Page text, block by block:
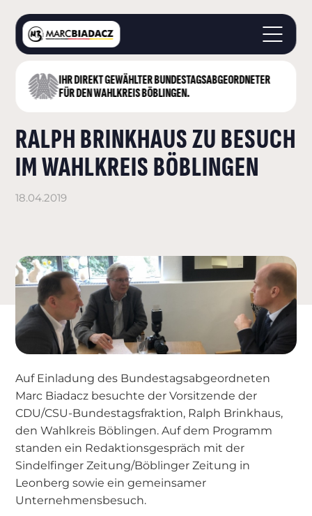
IHR DIREKT GEWÄHLTER BUNDESTAGS­ABGEORDNETER
FÜR DEN WAHLKREIS BÖBLINGEN.
STARTSEITE
LANDKREIS BÖBLINGEN
DEUTSCHER BUNDESTAG
AKTUELLES
RALPH BRINKHAUS ZU BESUCH
IM WAHLKREIS BÖBLINGEN
18.04.2019
Auf Einladung des Bundestagsabgeordneten
Marc Biadacz besuchte der Vorsitzende der
CDU/CSU-Bundestagsfraktion, Ralph Brinkhaus,
den Wahlkreis Böblingen. Auf dem Programm
standen ein Redaktionsgespräch mit der
Sindelfinger Zeitung/Böblinger Zeitung in
Leonberg sowie ein gemeinsamer
Unternehmensbesuch.